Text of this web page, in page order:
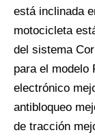
está inclinada
motocicleta
del sistema
para el modelo
electrónico
antibloqueo
de tracción